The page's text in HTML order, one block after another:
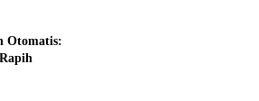
Otomatis: